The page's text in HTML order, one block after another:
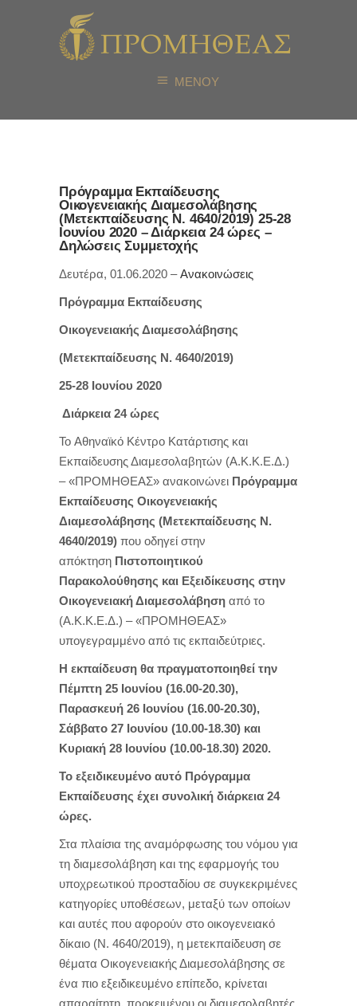
ΜΕΝΟΥ
Πρόγραμμα Εκπαίδευσης
Οικογενειακής Διαμεσολάβησης
(Μετεκπαίδευσης Ν. 4640/2019) 25-28
Ιουνίου 2020 – Διάρκεια 24 ώρες –
Δηλώσεις Συμμετοχής
Δευτέρα, 01.06.2020 –Ανακοινώσεις
Πρόγραμμα Εκπαίδευσης
Οικογενειακής Διαμεσολάβησης
(Μετεκπαίδευσης Ν. 4640/2019)
25-28 Ιουνίου 2020
Διάρκεια 24 ώρες
To Αθηναϊκό Κέντρο Κατάρτισης και
Εκπαίδευσης Διαμεσολαβητών (Α.Κ.Κ.Ε.Δ.)
– «ΠΡΟΜΗΘΕΑΣ» ανακοινώνει Πρόγραμμα
Εκπαίδευσης Οικογενειακής
Διαμεσολάβησης (Μετεκπαίδευσης N.
4640/2019) που οδηγεί στην
απόκτηση Πιστοποιητικού
Παρακολούθησης και Εξειδίκευσης στην
Οικογενειακή Διαμεσολάβηση από το
(Α.Κ.Κ.Ε.Δ.) – «ΠΡΟΜΗΘΕΑΣ»
υπογεγραμμένο από τις εκπαιδεύτριες.
Η εκπαίδευση θα πραγματοποιηθεί την
Πέμπτη 25 Ιουνίου (16.00-20.30),
Παρασκευή 26 Ιουνίου (16.00-20.30),
Σάββατο 27 Ιουνίου (10.00-18.30) και
Κυριακή 28 Ιουνίου (10.00-18.30) 2020.
Το εξειδικευμένο αυτό Πρόγραμμα
Εκπαίδευσης έχει συνολική διάρκεια 24
ώρες.
Στα πλαίσια της αναμόρφωσης του νόμου για
τη διαμεσολάβηση και της εφαρμογής του
υποχρεωτικού προσταδίου σε συγκεκριμένες
κατηγορίες υποθέσεων, μεταξύ των οποίων
και αυτές που αφορούν στο οικογενειακό
δίκαιο (Ν. 4640/2019), η μετεκπαίδευση σε
θέματα Οικογενειακής Διαμεσολάβησης σε
ένα πιο εξειδικευμένο επίπεδο, κρίνεται
απαραίτητη, προκειμένου οι διαμεσολαβητές